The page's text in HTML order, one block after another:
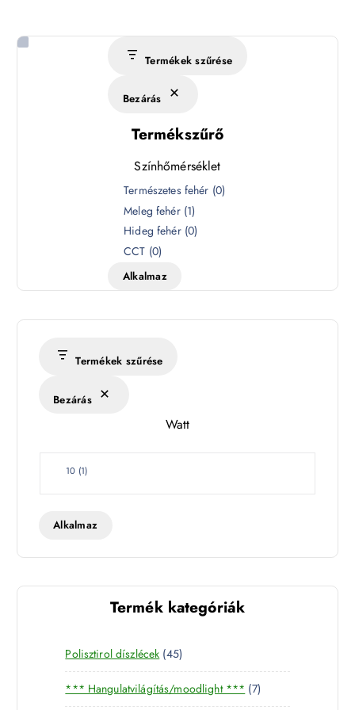
Termékek szűrése
Bezárás
Termékszűrő
Színhőmérséklet
é
s
k
Természetes fehér (0)
Meleg fehér (1)
Hideg fehér (0)
CCT (0)
Alkalmaz
Termékek szűrése
Bezárás
Watt
W
t
10 (1)
Alkalmaz
Termék kategóriák
Polisztirol díszlécek 454
5
t
*** Hangulatvilágítás/moodlight *** 77
t